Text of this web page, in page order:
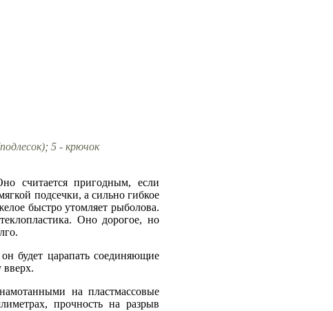
5 - крючок
считается пригодным, если
подсечки, а сильно гибкое
быстро утомляет рыболова.
Оно дорогое, но
будет царапать соединяющие
вверх.
на пластмассовые
прочность на разрыв